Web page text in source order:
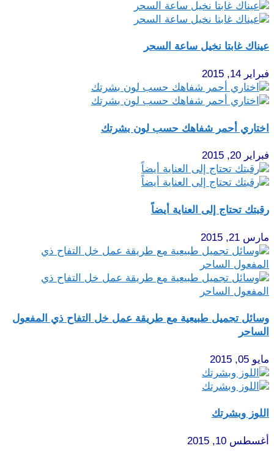
عيناك غابتا نخيل ساعة السحر
فبراير 14, 2015
اختاري أحمر شفاهك حسب لون بشرتك
فبراير 20, 2015
رقبتك تحتاج إلى العناية أيضاً
مارس 21, 2015
وسائل تجميل طبيعية مع طريقة عمل خل التفاح ذي المفعول
الساحر
مايو 05, 2015
اللوز وبشرتك
أغسطس 10, 2015